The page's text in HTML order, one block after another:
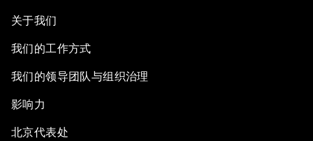
关于我们
我们的工作方式
我们的领导团队与组织治理
影响力
北京代表处